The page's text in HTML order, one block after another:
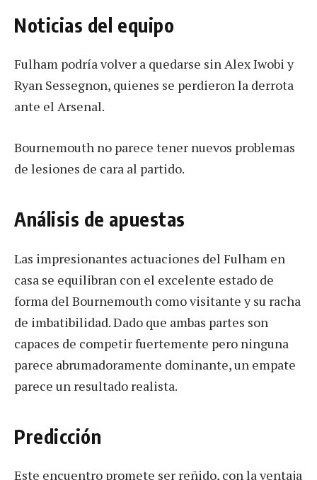
Noticias del equipo
Fulham podría volver a quedarse sin Alex Iwobi y
Ryan Sessegnon, quienes se perdieron la derrota
ante el Arsenal.
Bournemouth no parece tener nuevos problemas
de lesiones de cara al partido.
Análisis de apuestas
Las impresionantes actuaciones del Fulham en
casa se equilibran con el excelente estado de
forma del Bournemouth como visitante y su racha
de imbatibilidad. Dado que ambas partes son
capaces de competir fuertemente pero ninguna
parece abrumadoramente dominante, un empate
parece un resultado realista.
Predicción
Este encuentro promete ser reñido, con la ventaja